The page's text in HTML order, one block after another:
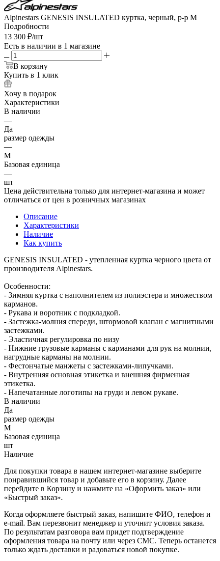
Alpinestars GENESIS INSULATED куртка, черный, р-р M
Подробности
13 300 ₽/шт
Есть в наличии в 1 магазине
В корзину
Купить в 1 клик
Хочу в подарок
Характеристики
В наличии
—
Да
размер одежды
—
M
Базовая единица
—
шт
Цена действительна только для интернет-магазина и может
отличаться от цен в розничных магазинах
Описание
Характеристики
Наличие
Как купить
GENESIS INSULATED - утепленная куртка черного цвета от
производителя Alpinestars.
Особенности:
- Зимняя куртка с наполнителем из полиэстера и множеством
карманов.
- Рукава и воротник с подкладкой.
- Застежка-молния спереди, штормовой клапан с магнитными
застежками.
- Эластичная регулировка по низу
- Нижние грузовые карманы с карманами для рук на молнии,
нагрудные карманы на молнии.
- Фестончатые манжеты с застежками-липучками.
- Внутренняя основная этикетка и внешняя фирменная
этикетка.
- Напечатанные логотипы на груди и левом рукаве.
В наличии
Да
размер одежды
M
Базовая единица
шт
Наличие
Для покупки товара в нашем интернет-магазине выберите
понравившийся товар и добавьте его в корзину. Далее
перейдите в Корзину и нажмите на «Оформить заказ» или
«Быстрый заказ».
Когда оформляете быстрый заказ, напишите ФИО, телефон и
e-mail. Вам перезвонит менеджер и уточнит условия заказа.
По результатам разговора вам придет подтверждение
оформления товара на почту или через СМС. Теперь останется
только ждать доставки и радоваться новой покупке.